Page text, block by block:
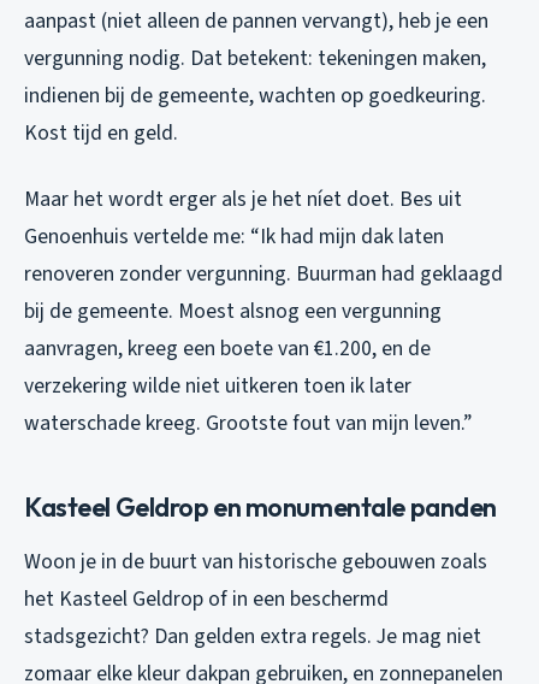
aanpast (niet alleen de pannen vervangt), heb je een
vergunning nodig. Dat betekent: tekeningen maken,
indienen bij de gemeente, wachten op goedkeuring.
Kost tijd en geld.
Maar het wordt erger als je het níet doet. Bes uit
Genoenhuis vertelde me: “Ik had mijn dak laten
renoveren zonder vergunning. Buurman had geklaagd
bij de gemeente. Moest alsnog een vergunning
aanvragen, kreeg een boete van €1.200, en de
verzekering wilde niet uitkeren toen ik later
waterschade kreeg. Grootste fout van mijn leven.”
Kasteel Geldrop en monumentale panden
Woon je in de buurt van historische gebouwen zoals
het Kasteel Geldrop of in een beschermd
stadsgezicht? Dan gelden extra regels. Je mag niet
zomaar elke kleur dakpan gebruiken, en zonnepanelen